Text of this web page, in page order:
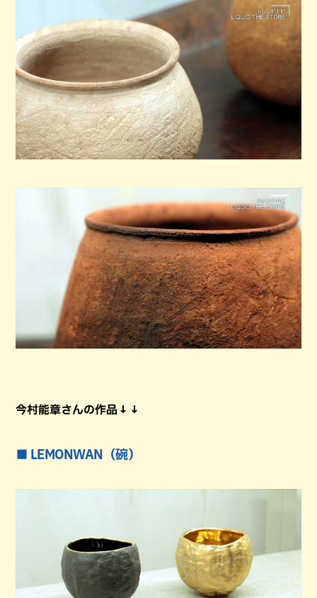
今村能章さんの作品↓↓
■ LEMONWAN（碗）